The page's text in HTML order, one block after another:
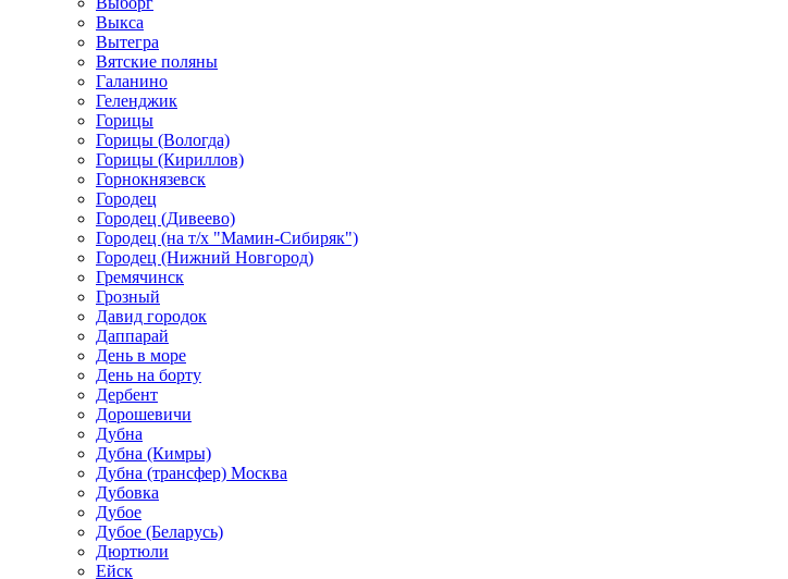
Выкса
Вытегра
Вятские поляны
Галанино
Геленджик
Горицы
Горицы (Вологда)
Горицы (Кириллов)
Горнокнязевск
Городец
Городец (Дивеево)
Городец (на т/х "Мамин-Сибиряк")
Городец (Нижний Новгород)
Гремячинск
Грозный
Давид городок
Даппарай
День в море
День на борту
Дербент
Дорошевичи
Дубна
Дубна (Кимры)
Дубна (трансфер) Москва
Дубовка
Дубое
Дубое (Беларусь)
Дюртюли
Ейск